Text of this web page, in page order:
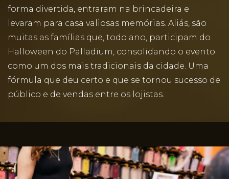
forma divertida, entraram na brincadeira e
levaram para casa valiosas memórias. Aliás, são
muitas as famílias que, todo ano, participam do
Halloween do Palladium, consolidando o evento
como um dos mais tradicionais da cidade. Uma
fórmula que deu certo e que se tornou sucesso de
público e de vendas entre os lojistas.